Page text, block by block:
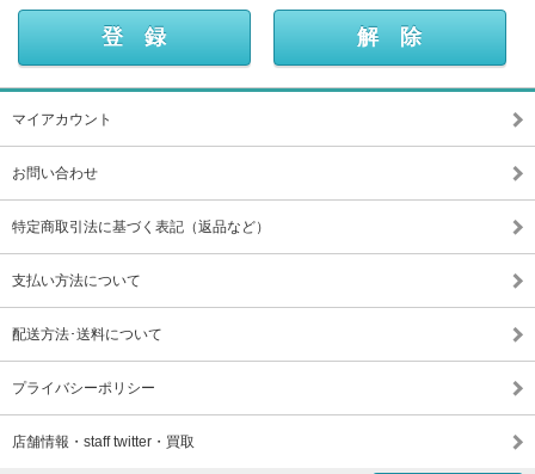
マイアカウント
お問い合わせ
特定商取引法に基づく表記（返品など）
支払い方法について
配送方法･送料について
プライバシーポリシー
店舗情報・staff twitter・買取